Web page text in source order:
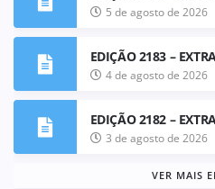
5 de agosto de 2026
EDIÇÃO 2183 –
4 de agosto de 2026
EDIÇÃO 2182 –
3 de agosto de 2026
VER MAIS